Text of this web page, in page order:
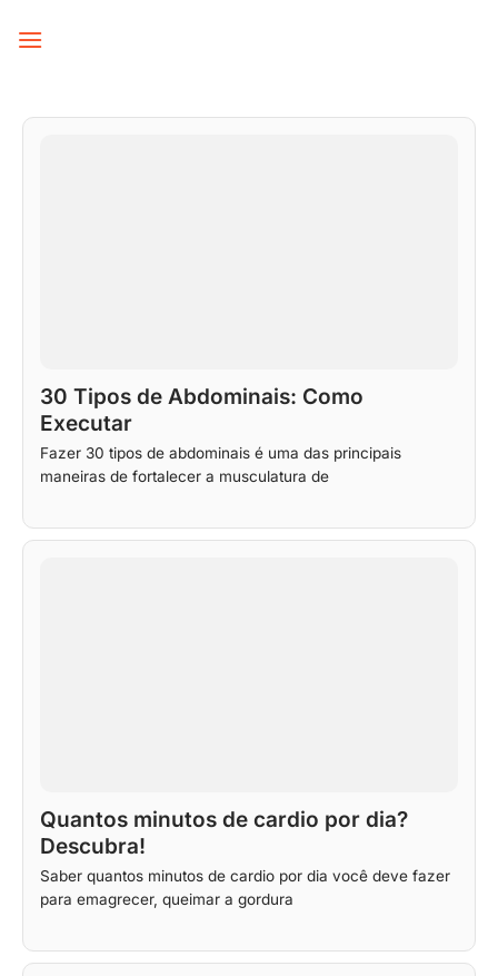
30 Tipos de Abdominais: Como
Executar
Fazer 30 tipos de abdominais é uma das principais
maneiras de fortalecer a musculatura de
Quantos minutos de cardio por dia?
Descubra!
Saber quantos minutos de cardio por dia você deve fazer
para emagrecer, queimar a gordura